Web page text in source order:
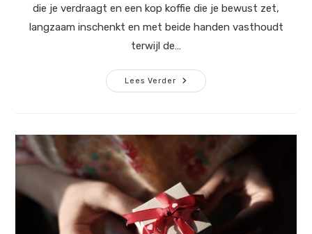
die je verdraagt en een kop koffie die je bewust zet,
langzaam inschenkt en met beide handen vasthoudt
terwijl de…
Lees Verder
Waarom
Goede
Maken